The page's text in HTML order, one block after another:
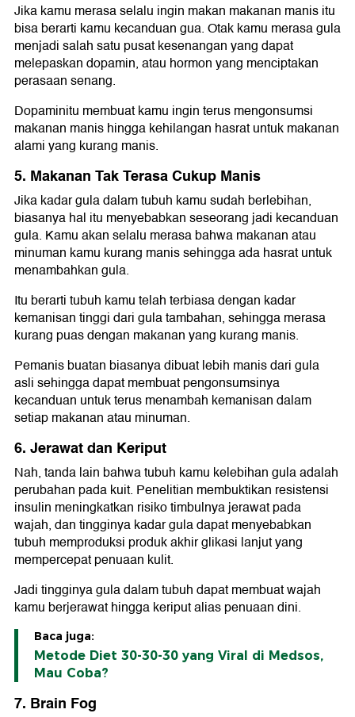
Jika kamu merasa selalu ingin makan makanan manis itu
bisa berarti kamu kecanduan gua. Otak kamu merasa gula
menjadi salah satu pusat kesenangan yang dapat
melepaskan dopamin, atau hormon yang menciptakan
perasaan senang.
Dopaminitu membuat kamu ingin terus mengonsumsi
makanan manis hingga kehilangan hasrat untuk makanan
alami yang kurang manis.
5. Makanan Tak Terasa Cukup Manis
Jika kadar gula dalam tubuh kamu sudah berlebihan,
biasanya hal itu menyebabkan seseorang jadi kecanduan
gula. Kamu akan selalu merasa bahwa makanan atau
minuman kamu kurang manis sehingga ada hasrat untuk
menambahkan gula.
Itu berarti tubuh kamu telah terbiasa dengan kadar
kemanisan tinggi dari gula tambahan, sehingga merasa
kurang puas dengan makanan yang kurang manis.
Pemanis buatan biasanya dibuat lebih manis dari gula
asli sehingga dapat membuat pengonsumsinya
kecanduan untuk terus menambah kemanisan dalam
setiap makanan atau minuman.
6. Jerawat dan Keriput
Nah, tanda lain bahwa tubuh kamu kelebihan gula adalah
perubahan pada kuit. Penelitian membuktikan resistensi
insulin meningkatkan risiko timbulnya jerawat pada
wajah, dan tingginya kadar gula dapat menyebabkan
tubuh memproduksi produk akhir glikasi lanjut yang
mempercepat penuaan kulit.
Jadi tingginya gula dalam tubuh dapat membuat wajah
kamu berjerawat hingga keriput alias penuaan dini.
Baca juga:
Metode Diet 30-30-30 yang Viral di Medsos,
Mau Coba?
7. Brain Fog